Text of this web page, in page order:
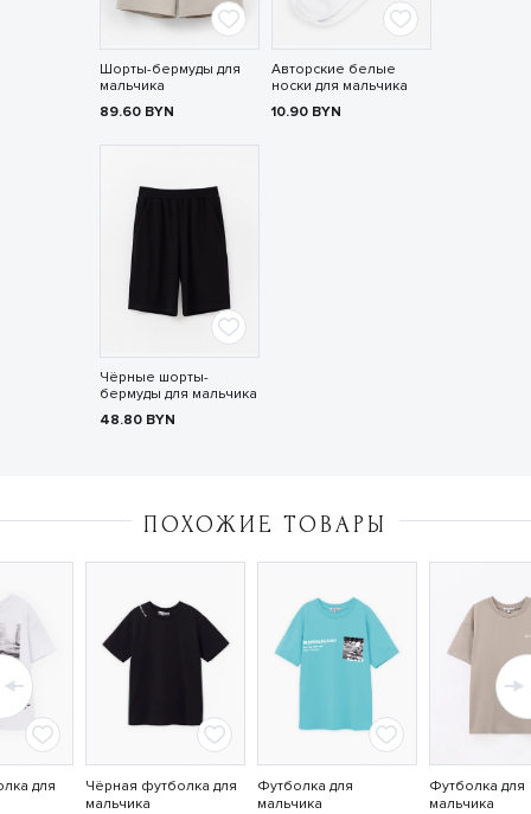
Шорты-бермуды для
мальчика
89.60 BYN
Авторские белые
носки для мальчика
10.90 BYN
Чёрные шорты-
бермуды для мальчика
48.80 BYN
ПОХОЖИЕ ТОВАРЫ
для
Чёрная футболка для
мальчика
Футболка для
мальчика
Футболка для
мальчика